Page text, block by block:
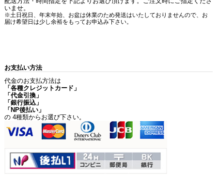
いませ。
※土日祝日、年末年始、お盆は休業のため発送はいたしておりませんので、お
届け希望日は少し余裕をもってお申込み下さい。
お支払い方法
代金のお支払方法は
「各種クレジットカード」
「代金引換」
「銀行振込」
「NP後払い」
の 4種類からお選び下さい。